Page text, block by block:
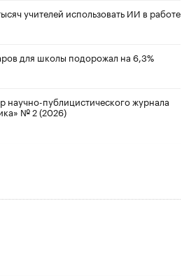
учителей использовать ИИ в работе
для школы подорожал на 6,3%
научно-публицистического журнала
№ 2 (2026)